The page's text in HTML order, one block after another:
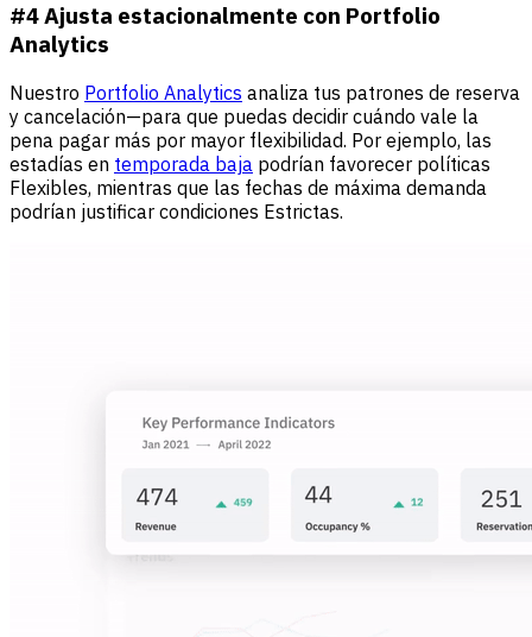
#4 Ajusta estacionalmente con Portfolio
Analytics
Nuestro Portfolio Analytics analiza tus patrones de reserva
y cancelación—para que puedas decidir cuándo vale la
pena pagar más por mayor flexibilidad. Por ejemplo, las
estadías en temporada baja podrían favorecer políticas
Flexibles, mientras que las fechas de máxima demanda
podrían justificar condiciones Estrictas.